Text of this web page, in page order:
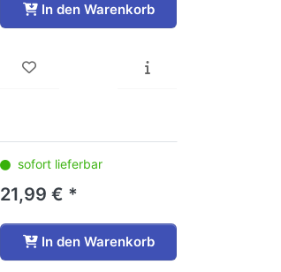
In den Warenkorb
sofort lieferbar
21,99 € *
In den Warenkorb